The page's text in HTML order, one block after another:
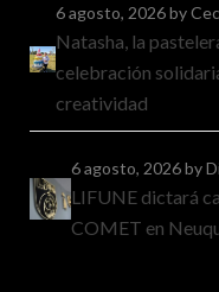
6 agosto, 2026by
Natasha, la
celebración
creatividad
6 agosto, 2026by
LIFUNE dictará
COMET en